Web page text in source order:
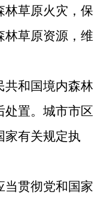
林草原火灾，保
林草原资源，维
共和国境内森林
处置。城市市区
家有关规定执
当贯彻党和国家